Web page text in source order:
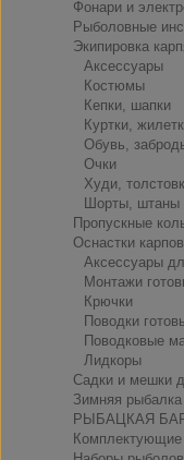
Фонари и
Рыболовные
Экипировка
Аксессуары
Костюмы
Кепки, шапки
Куртки,
Обувь,
Очки
Худи,
Шорты, штаны
Пропускные
Оснастки
Аксессуары
Монтажи
Крючки
Поводки
Поводковые
Лидкоры
Садки и мешки
Зимняя рыбалка
РЫБАЦКАЯ
Комплектующие